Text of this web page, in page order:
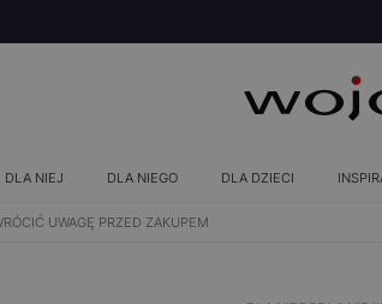
DLA NIEJ DLA NIEGO DLA DZIECI
UWAGĘ PRZED ZAKUPEM